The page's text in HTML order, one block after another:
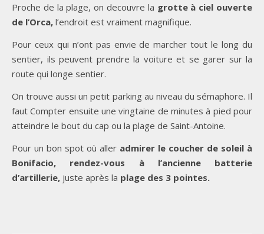
Proche de la plage, on decouvre la grotte à ciel ouverte
de l’Orca, l’endroit est vraiment magnifique.
Pour ceux qui n’ont pas envie de marcher tout le long du
sentier, ils peuvent prendre la voiture et se garer sur la
route qui longe sentier.
On trouve aussi un petit parking au niveau du sémaphore. Il
faut Compter ensuite une vingtaine de minutes à pied pour
atteindre le bout du cap ou la plage de Saint-Antoine.
Pour un bon spot où aller admirer le coucher de soleil à
Bonifacio, rendez-vous à l’ancienne batterie
d’artillerie, juste après la plage des 3 pointes.